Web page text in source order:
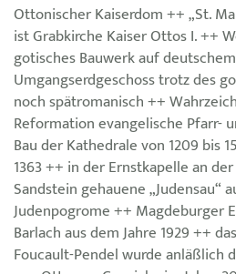
Ottonischer Kaiserdom ++ „St.
ist Grabkirche Kaiser Ottos I. ++
gotisches Bauwerk auf
Umgangserdgeschoss trotz des
noch spätromanisch ++
Reformation evangelische Pfarr-
Bau der Kathedrale von 1209 bis
1363 ++ in der Ernstkapelle an
Sandstein gehauene „Judensau“
Judenpogrome ++ Magdeburger
Barlach aus dem Jahre 1929 ++
Foucault-Pendel wurde anläßlich